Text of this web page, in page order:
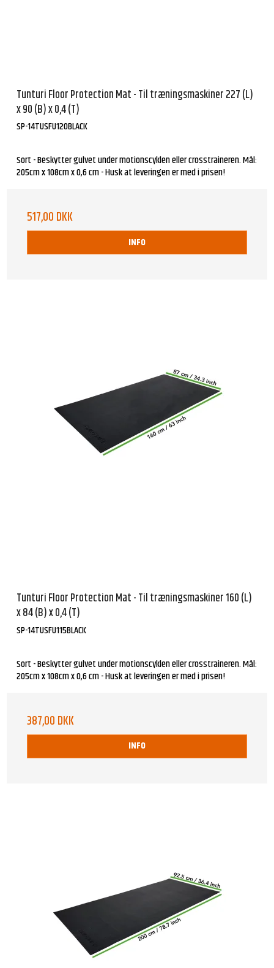
Tunturi Floor Protection Mat - Til træningsmaskiner 227 (L)
x 90 (B) x 0,4 (T)
SP-14TUSFU120BLACK
Sort - Beskytter gulvet under motionscyklen eller crosstraineren. Mål:
205cm x 108cm x 0,6 cm - Husk at leveringen er med i prisen!
517,00 DKK
INFO
Tunturi Floor Protection Mat - Til træningsmaskiner 160 (L)
x 84 (B) x 0,4 (T)
SP-14TUSFU115BLACK
Sort - Beskytter gulvet under motionscyklen eller crosstraineren. Mål:
205cm x 108cm x 0,6 cm - Husk at leveringen er med i prisen!
387,00 DKK
INFO